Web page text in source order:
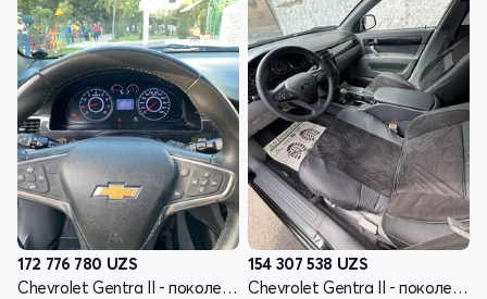
172 776 780 UZS
Chevrolet Gentra II - поколение
154 307 538 UZS
Chevrolet Gentra II - поколение